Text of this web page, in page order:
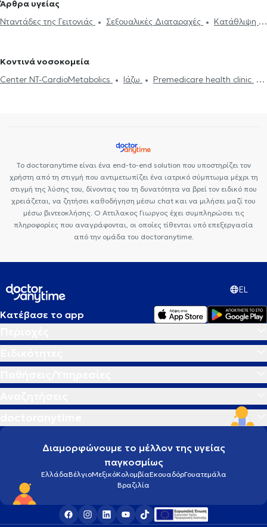
στους Αμπελόκηπους
Ψυχίατροι στα Κάτω Πατήσια
συνταγογράφηση
Νταντάδες της Γειτονιάς
Κατάθλιψη
Λακανική ψυχανάλυση
Κρίση πανικού
Ψυχοθεραπεία Online
Άρθρα υγείας
Νταντάδες της Γειτονιάς
Σεξουαλικές Διαταραχές
Κατάθλιψη
Σχιζοφρένεια
Κοντινά νοσοκομεία
Center NT-CardioMetabolics
Ιάζω
Premedicare health clinic
Το doctoranytime είναι ένα end-to-end solution που υποστηρίζει τον
χρήστη από τη στιγμή που αντιμετωπίζει ένα ιατρικό σύμπτωμα μέχρι τη
στιγμή της λύσης του, δίνοντας του τη δυνατότητα να βρεί τον ειδικό που
χρειάζεται, να ζητήσει καθοδήγηση μέσω chat και να μιλήσει μαζί του
μέσω βιντεοκλήσης. Ο Αττιλακος Γιωργος έχει συμπληρώσει τις
πληροφορίες που αναγράφονται, οι οποίες τίθενται υπό επεξεργασία
από την ομάδα του doctoranytime.
EL
Κατέβασε το app
Διαμορφώνουμε το μέλλον της υγείας
παγκοσμίως
ΕλλάδαΒέλγιοΜεξικόΚολομβίαΕκουαδόρΓουατεμάλα
Βραζιλία